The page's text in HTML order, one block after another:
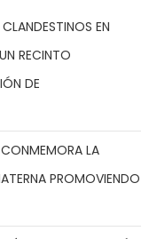
EN
RECINTO
DE
LA
PROMOVIENDO